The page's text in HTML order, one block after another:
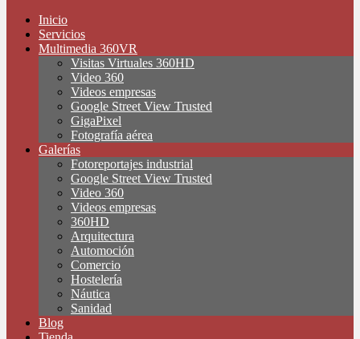
Inicio
Servicios
Multimedia 360VR
Visitas Virtuales 360HD
Video 360
Videos empresas
Google Street View Trusted
GigaPixel
Fotografía aérea
Galerías
Fotoreportajes industrial
Google Street View Trusted
Video 360
Videos empresas
360HD
Arquitectura
Automoción
Comercio
Hostelería
Náutica
Sanidad
Blog